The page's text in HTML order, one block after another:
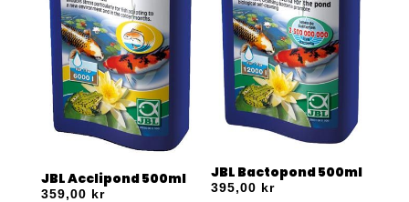
JBL Acclipond 500ml
359,00 kr
JBL Bactopond 500ml
395,00 kr